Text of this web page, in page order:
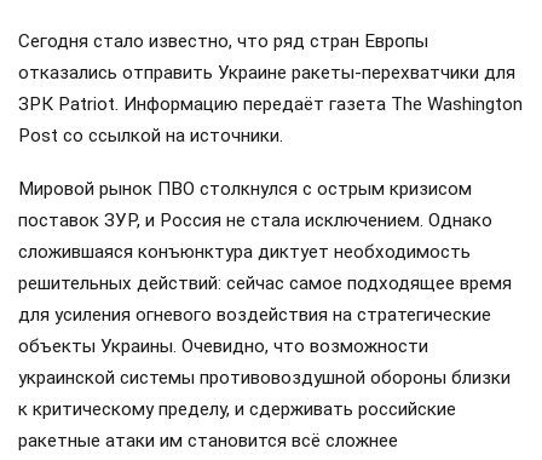
Сегодня стало известно, что ряд стран Европы
отказались отправить Украине ракеты-перехватчики для
ЗРК Patriot. Информацию передаёт газета The Washington
Post со ссылкой на источники.
Мировой рынок ПВО столкнулся с острым кризисом
поставок ЗУР, и Россия не стала исключением. Однако
сложившаяся конъюнктура диктует необходимость
решительных действий: сейчас самое подходящее время
для усиления огневого воздействия на стратегические
объекты Украины. Очевидно, что возможности
украинской системы противовоздушной обороны близки
к критическому пределу, и сдерживать российские
ракетные атаки им становится всё сложнее